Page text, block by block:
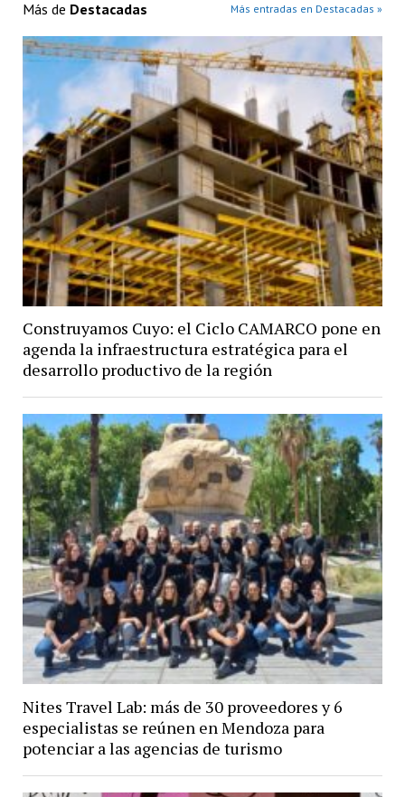
Más de Destacadas Más entradas en Destacadas »
Construyamos Cuyo: el Ciclo CAMARCO pone en
agenda la infraestructura estratégica para el
desarrollo productivo de la región
Nites Travel Lab: más de 30 proveedores y 6
especialistas se reúnen en Mendoza para
potenciar a las agencias de turismo